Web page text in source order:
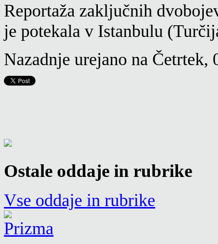
Reportaža zaključnih
je potekala v Istanbulu
Nazadnje urejano na Četrtek,
Ostale oddaje in rubrike
Vse oddaje in rubrike